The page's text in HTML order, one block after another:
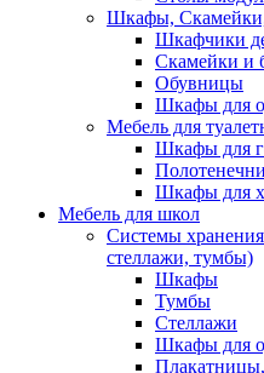
Шкафы,
Шкафчики
Скамейки и
Обувницы
Шкафы для
Мебель для
Шкафы для
Шкафы для
Мебель для школ
Системы
стеллажи, тумбы)
Шкафы
Тумбы
Стеллажи
Шкафы для